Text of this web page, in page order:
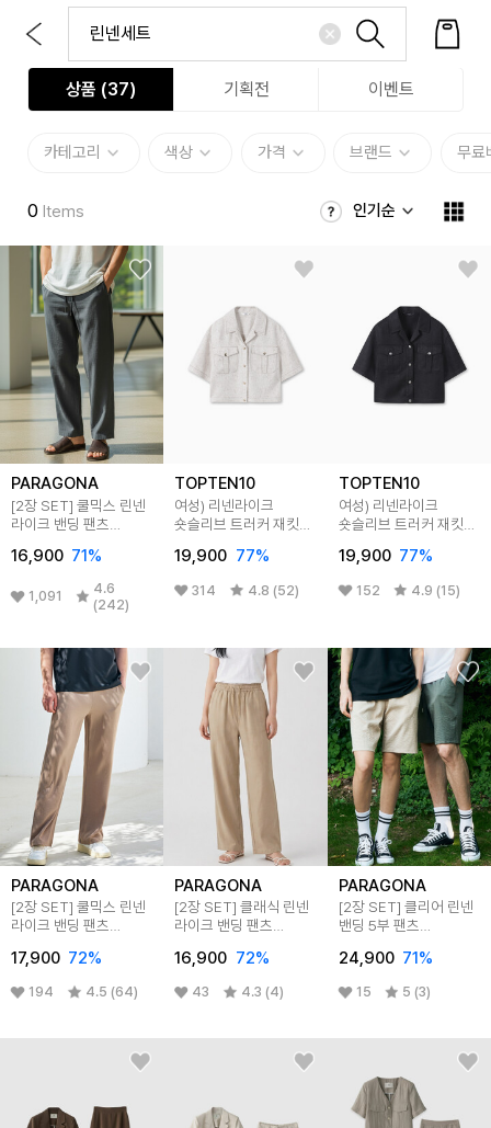
상품 (37) 기획전 이벤트
카테고리 색상 가격 브랜드 무료
0 Items 인기순
PARAGONA
[2장 SET] 쿨믹스 린넨
라이크 밴딩 팬츠
16,900 71%
1,091
4.6
(242)
TOPTEN10
여성) 리넨라이크
숏슬리브 트러커 재킷
19,900 77%
314 4.8 (52)
TOPTEN10
여성) 리넨라이크
숏슬리브 트러커 재킷
19,900 77%
152 4.9 (15)
PARAGONA
[2장 SET] 쿨믹스 린넨
라이크 밴딩 팬츠
17,900 72%
194 4.5 (64)
PARAGONA
[2장 SET] 클래식 린넨
라이크 밴딩 팬츠
16,900 72%
43 4.3 (4)
PARAGONA
[2장 SET] 클리어 린넨
밴딩 5부 팬츠
24,900 71%
15 5 (3)